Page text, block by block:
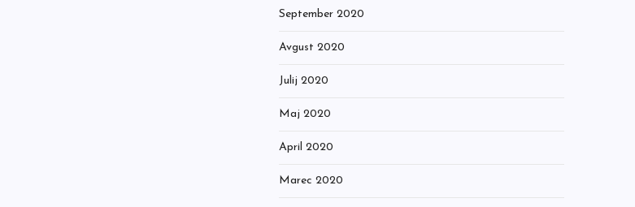
September 2020
Avgust 2020
Julij 2020
Maj 2020
April 2020
Marec 2020